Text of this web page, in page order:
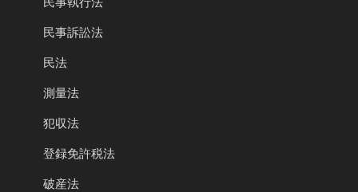
民事訴訟法
民法
測量法
犯収法
登録免許税法
破産法